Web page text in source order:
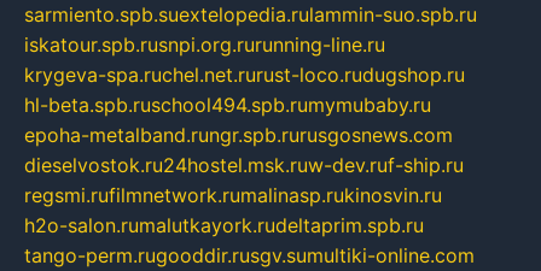
sarmiento.spb.suextelopedia.rulammin-suo.spb.ru
iskatour.spb.rusnpi.org.rurunning-line.ru
krygeva-spa.ruchel.net.rurust-loco.rudugshop.ru
hl-beta.spb.ruschool494.spb.rumymubaby.ru
epoha-metalband.rungr.spb.rurusgosnews.com
dieselvostok.ru24hostel.msk.ruw-dev.ruf-ship.ru
regsmi.rufilmnetwork.rumalinasp.rukinosvin.ru
h2o-salon.rumalutkayork.rudeltaprim.spb.ru
tango-perm.rugooddir.rusgv.sumultiki-online.com